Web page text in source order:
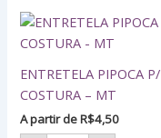
na
do
ENTRETELA PIPOCA P/
COSTURA – MT
A partir deR$4,50
ENTRETELA
PIPOCA
COSTURA
-
quantidade